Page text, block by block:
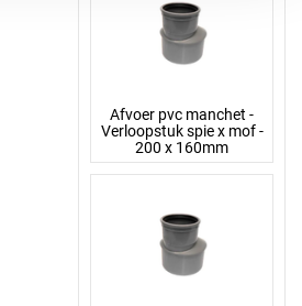
Afvoer pvc manchet -
Verloopstuk spie x mof -
200 x 160mm